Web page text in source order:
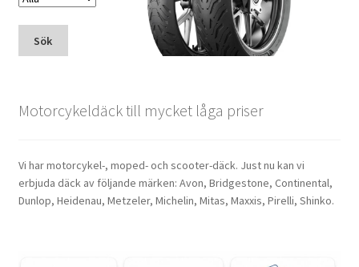
Sök
Motorcykeldäck till mycket låga priser
Vi har motorcykel-, moped- och scooter-däck. Just nu kan vi
erbjuda däck av följande märken: Avon, Bridgestone, Continental,
Dunlop, Heidenau, Metzeler, Michelin, Mitas, Maxxis, Pirelli, Shinko.